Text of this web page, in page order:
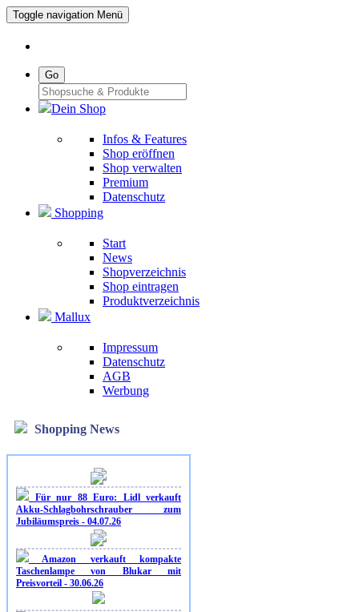
Toggle navigation Menü
Go
Dein Shop
Infos & Features
Shop eröffnen
Shop verwalten
Premium
Datenschutz
Shopping
Start
News
Shopverzeichnis
Shop eintragen
Produktverzeichnis
Mallux
Impressum
Datenschutz
AGB
Werbung
Shopping News
Für nur 88 Euro: Lidl verkauft
Akku-Schlagbohrschrauber zum
Jubiläumspreis - 04.07.26
Amazon verkauft kompakte
Taschenlampe von Blukar mit
Preisvorteil - 30.06.26